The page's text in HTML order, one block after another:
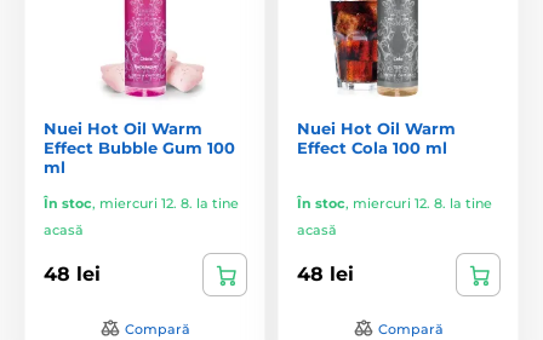
Nuei Hot Oil Warm
Effect Bubble Gum 100
ml
În stoc, miercuri 12. 8. la tine
acasă
48 lei
Compară
Nuei Hot Oil Warm
Effect Cola 100 ml
În stoc, miercuri 12. 8. la tine
acasă
48 lei
Compară